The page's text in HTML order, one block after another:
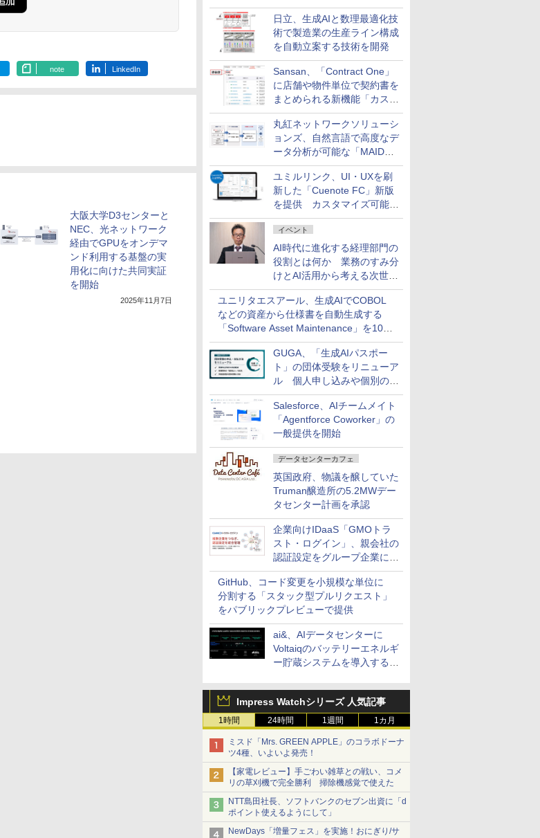
供
日立、生成AIと数理最適化技
術で製造業の生産ライン構成
を自動立案する技術を開発
Sansan、「Contract One」
に店舗や物件単位で契約書を
まとめられる新機能「カスタ
ム契約ツリー」を追加
丸紅ネットワークソリューシ
ョンズ、自然言語で高度なデ
ータ分析が可能な「MAIDOA
AI ASSIST」を9月より提供
ユミルリンク、UI・UXを刷
新した「Cuenote FC」新版
を提供 カスタマイズ可能な
ダッシュボード画面を搭載
イベント
AI時代に進化する経理部門の
役割とは何か 業務のすみ分
けとAI活用から考える次世代
ファイナンス戦略
ユニリタエスアール、生成AIでCOBOL
などの資産から仕様書を自動生成する
「Software Asset Maintenance」を10月
に発売
GUGA、「生成AIパスポー
ト」の団体受験をリニューア
ル 個人申し込みや個別の支
払いなどに対応
Salesforce、AIチームメイト
「Agentforce Coworker」の
一般提供を開始
データセンターカフェ
英国政府、物議を醸していた
Truman醸造所の5.2MWデー
タセンター計画を承認
企業向けIDaaS「GMOトラ
スト・ログイン」、親会社の
認証設定をグループ企業に展
開できる新機能を提供
GitHub、コード変更を小規模な単位に
分割する「スタック型プルリクエスト」
をパブリックプレビューで提供
ai&、AIデータセンターに
Voltaiqのバッテリーエネルギ
ー貯蔵システムを導入する計
Impress Watchシリーズ 人気記事
1時間 24時間 1週間 1カ月
ミスド「Mrs. GREEN APPLE」のコラボドーナ
ツ4種、いよいよ発売！
【家電レビュー】手ごわい雑草との戦い、コメ
リの草刈機で完全勝利 掃除機感覚で使えた
NTT島田社長、ソフトバンクのセブン出資に「d
ポイント使えるようにして」
NewDays「増量フェス」を実施！おにぎり/サ
note LinkedIn
大阪大学D3センターと
NEC、光ネットワーク
経由でGPUをオンデマ
ンド利用する基盤の実
用化に向けた共同実証
を開始
2025年11月7日